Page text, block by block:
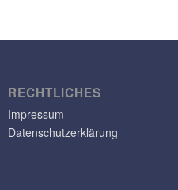
RECHT­LI­CHES
Impressum
Datenschutzerklärung